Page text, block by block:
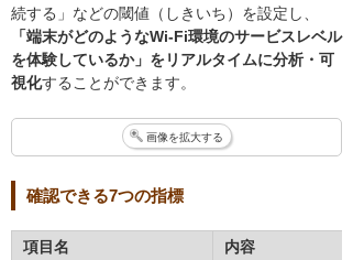
続する」などの閾値（しきいち）を設定し、
「端末がどのようなWi-Fi環境のサービスレベル
を体験しているか」をリアルタイムに分析・可
視化することができます。
画像を拡大する
確認できる7つの指標
項目名
内容